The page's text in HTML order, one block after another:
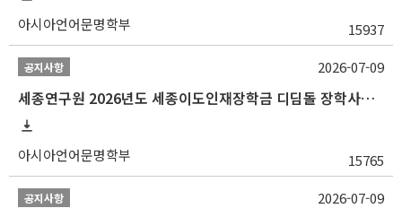
아시아언어문명학부 15937
공지사항
세종연구원 2026년도 세종이도인재장학금 디딤돌 장학사업 학자금대출 관련분야(원금상환, 이자지원) 신청 사업 안내
아시아언어문명학부 15765
2026-07-09
공지사항 2026-07-09